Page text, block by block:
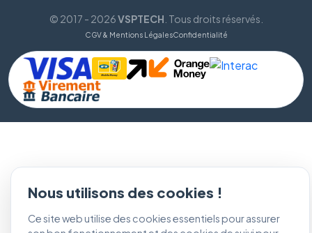
© 2017 - 2026VSPTECH . Tous droits réservés.
CGV & Mentions LégalesConfidentialité
Nous utilisons des cookies !
Ce site web utilise des cookies essentiels pour assurer